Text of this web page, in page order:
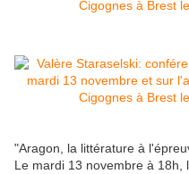
"Aragon, la littérature à
Le mardi 13 novembre à 18h,